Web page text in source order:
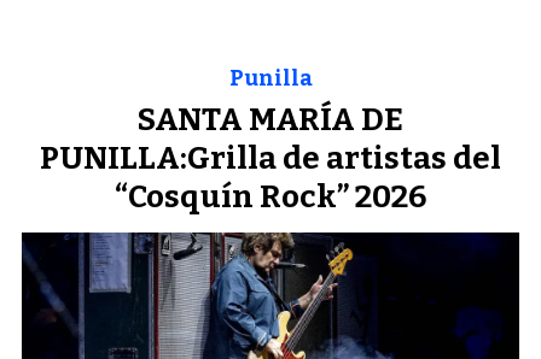
SANTA MARÍA DE
PUNILLA:Grilla de artistas del
“Cosquín Rock” 2026
Punilla